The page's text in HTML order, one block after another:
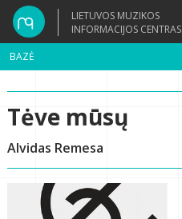
LIETUVOS MUZIKOS
INFORMACIJOS CENTRAS
BAZĖ
Tėve mūsų
Alvidas Remesa